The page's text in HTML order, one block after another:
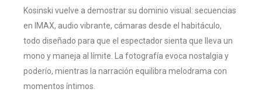
Kosinski vuelve a demostrar su dominio visual: secuencias
en IMAX, audio vibrante, cámaras desde el habitáculo,
todo diseñado para que el espectador sienta que lleva un
mono y maneja al límite. La fotografía evoca nostalgia y
poderío, mientras la narración equilibra melodrama con
momentos íntimos.